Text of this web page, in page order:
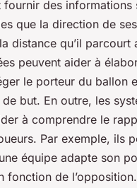
fournir des informations
que la direction de
distance qu’il parcourt
peuvent aider à
le porteur du ballon
but. En outre, les
à comprendre le
Par exemple, ils
équipe adapte son
fonction de